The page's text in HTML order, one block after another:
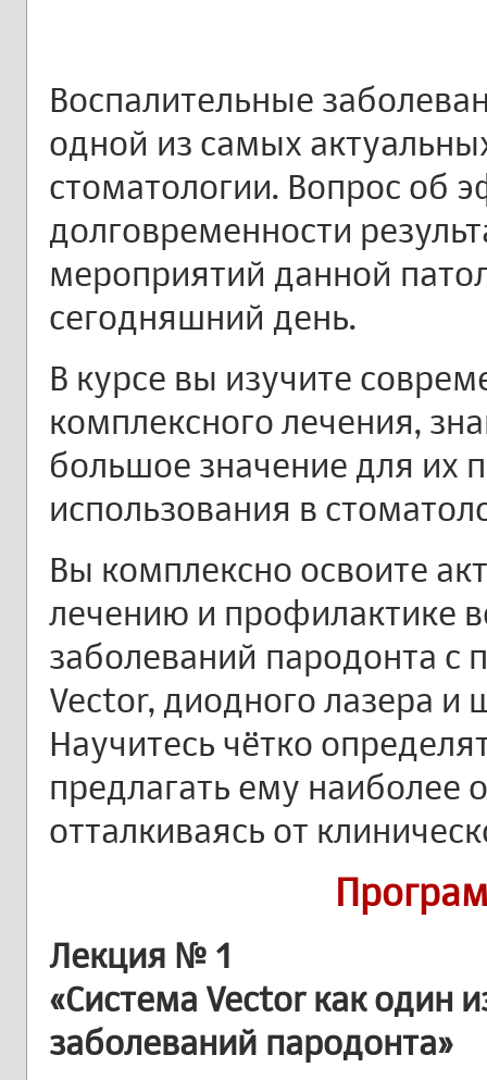
Воспалительные
одной из самых
стоматологии. Вопрос об
долговременности
мероприятий данной
сегодняшний день.
В курсе вы изучите
комплексного лечения,
большое значение для их
использования в
Вы комплексно освоите
лечению и профилактике
заболеваний пародонта с
Vector, диодного лазера и
Научитесь чётко
предлагать ему наиболее
отталкиваясь от
Лекция № 1
«Система Vector как один
заболеваний пародонта»